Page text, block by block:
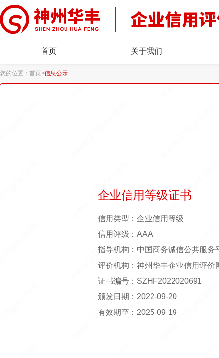
首页 关于我们
您的位置： 首页>信息公示
企业信用等级证书
信用类型：企业信用等级
信用评级：AAA
指导机构：中国商务诚信公共服务
评价机构：神州华丰企业信用评价
证书编号：SZHF2022020691
颁发日期：2022-09-20
有效期至：2025-09-19